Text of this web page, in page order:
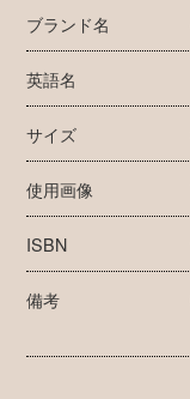
ブランド名
英語名
サイズ
使用画像
ISBN
備考